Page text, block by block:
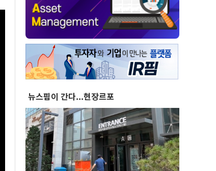
[실전! 해외주식] 퀄리스 52주 신고가, 어닝서프
라이즈에 월가 환호
뉴스핌이 간다...현장르포